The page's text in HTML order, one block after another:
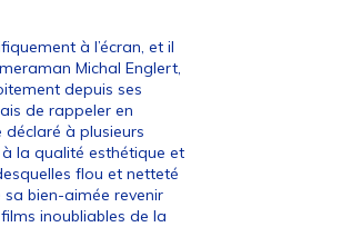
à l’écran, et il
Michal Englert,
depuis ses
de rappeler en
à plusieurs
la qualité esthétique et
flou et netteté
bien-aimée revenir
inoubliables de la